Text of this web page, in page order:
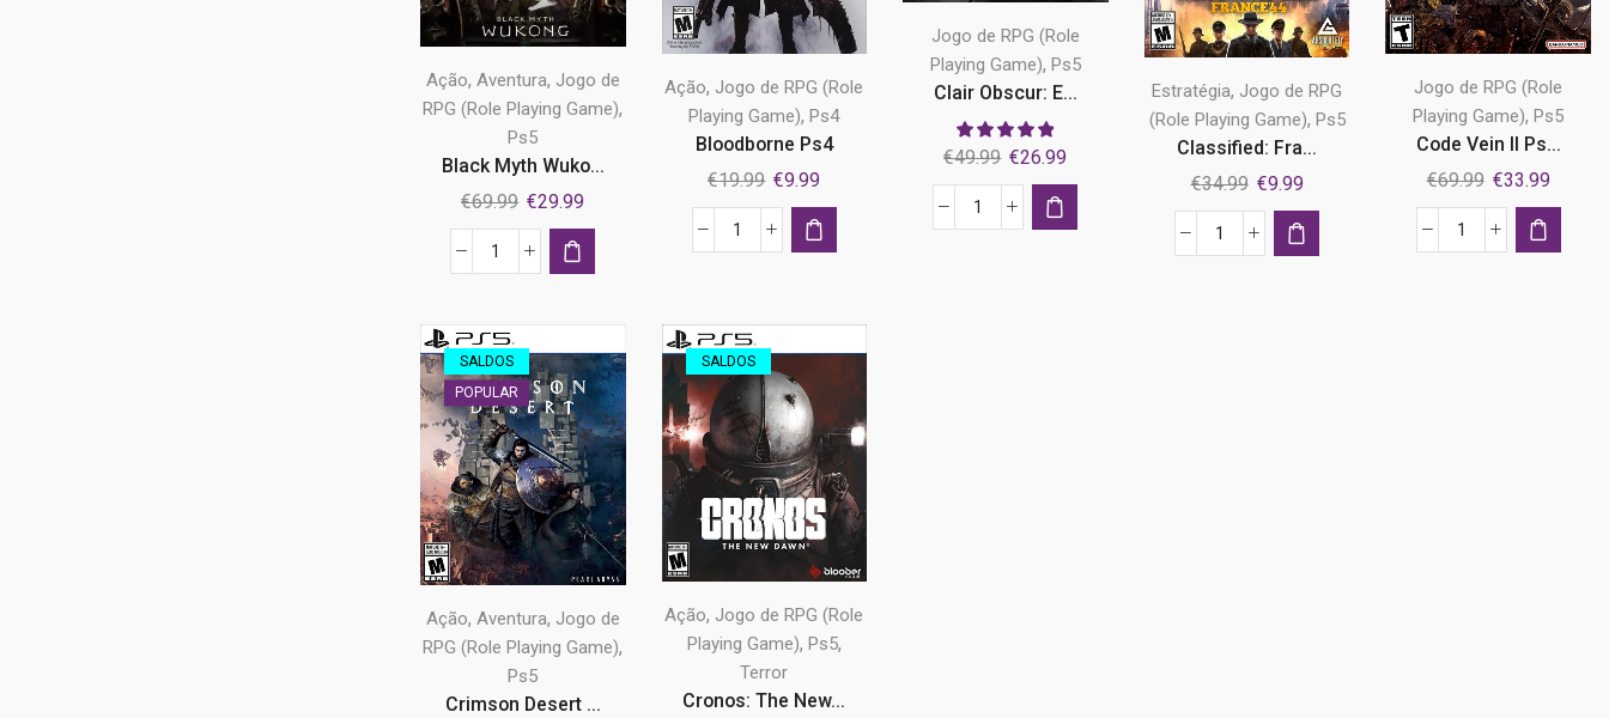
Ps5
Ação, Aventura, Jogo de
RPG (Role Playing Game),
Ps5
Black Myth Wuko...
€69.99 O
preço
original
€29.99
preço
Quantidade
Myth
Wukong
Ps5
Ação, Jogo de RPG (Role
Playing Game),Ps4
Bloodborne Ps4
€19.99 O
preço
original
€9.99
preço
atual
Quantidade
Ps4
Jogo de RPG (Role
Playing Game), Ps5
Clair Obscur: E...
€49.99 O
preço
original
€26.99
preço
Quantidade
Estratégia, Jogo de RPG
(Role Playing Game), Ps5
Classified: Fra...
€34.99 O
preço
original
€9.99O
preço
atual
Quantidade
Jogo de RPG (Role
Playing Game),Ps5
Code Vein II Ps...
€69.99 O
preço
original
€33.99O
preço
Quantidade
SALDOS
POPULAR
Ação, Aventura, Jogo de
RPG (Role Playing Game),
Ps5
Crimson Desert ...
SALDOS
Ação, Jogo de RPG (Role
Playing Game), Ps5,
Terror
Cronos: The New...